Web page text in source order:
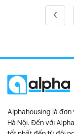
Alphahousing là
Hà Nội. Đến với